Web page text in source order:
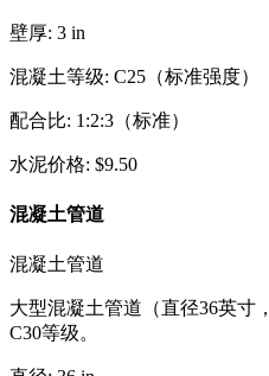
壁厚: 3 in
混凝土等级: C25（标准强度）
配合比: 1:2:3（标准）
水泥价格: $9.50
混凝土管道
混凝土管道
大型混凝土管道（直径36英寸
C30等级。